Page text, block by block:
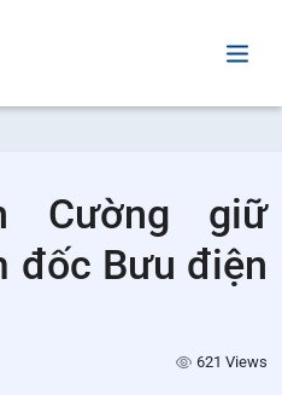
Cường giữ
đốc Bưu điện
621 Views